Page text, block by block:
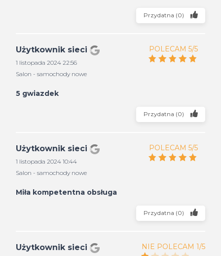
Przydatna (0)
Użytkownik sieci
1 listopada 2024 22:56
Salon - samochody nowe
POLECAM 5/5
5 gwiazdek
Przydatna (0)
Użytkownik sieci
1 listopada 2024 10:44
Salon - samochody nowe
POLECAM 5/5
Miła kompetentna obsługa
Przydatna (0)
Użytkownik sieci NIE POLECAM 1/5